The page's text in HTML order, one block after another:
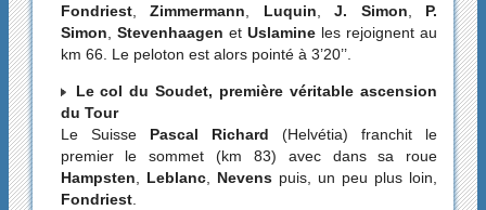
Fondriest,Zimmermann Luquin ,J. Simon
P.
Simon
Stevenhaagen et Uslamineles rejoignent au
km 66. Le peloton est alors pointé à 3’20’’.
Le col du Soudet, première véritable ascension
du Tour
Le Suisse Pascal Richard (Helvétia) franchit le
premier le sommet (km 83) avec dans sa roue
Hampsten, Leblanc, Nevenspuis, un peu plus loin,
Fondriest.